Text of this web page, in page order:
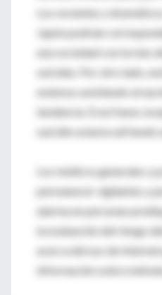
Los recientes y
Japón podrían
una sociedad con la más
suicidas. Por otro lado,
estemos asistiendo al
tendencia. Si así fuese, la
suicidio estaría sufriendo
Los médicos generales y
permanecer vigilantes y
alarma en personas
la evaluación del riesgo
acerca del uso de
información sobre